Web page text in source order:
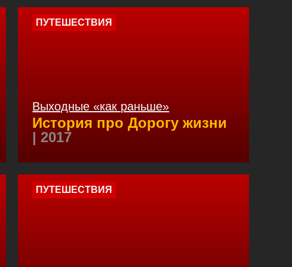
ПУТЕШЕСТВИЯ
Выходные «как раньше»
История про Дорогу жизни
| 2017
ПУТЕШЕСТВИЯ